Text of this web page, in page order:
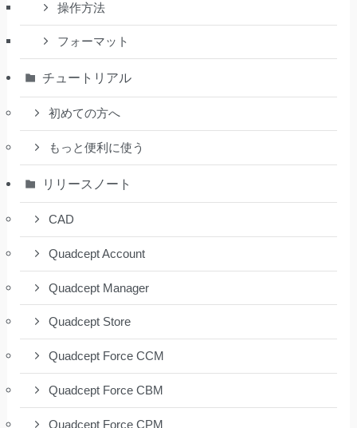
操作方法
フォーマット
チュートリアル
初めての方へ
もっと便利に使う
リリースノート
CAD
Quadcept Account
Quadcept Manager
Quadcept Store
Quadcept Force CCM
Quadcept Force CBM
Quadcept Force CPM